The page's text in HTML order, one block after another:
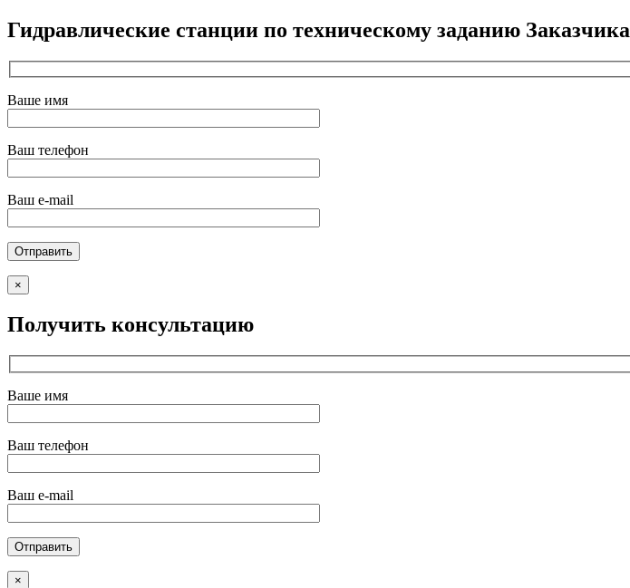
Гидравлические станции по техническому заданию Заказчика
Ваше имя
Ваш телефон
Ваш e-mail
×
Получить консультацию
Ваше имя
Ваш телефон
Ваш e-mail
×